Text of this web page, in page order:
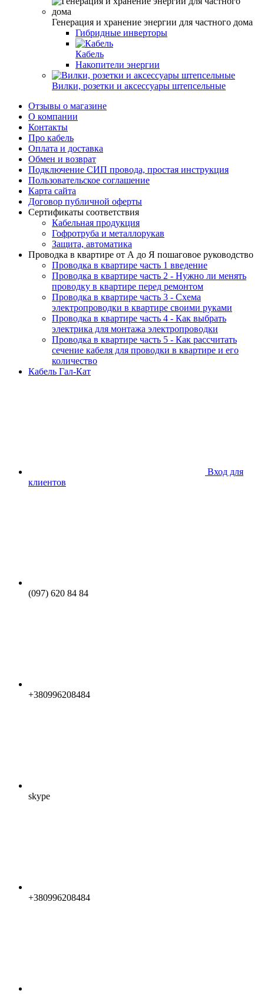
Генерация и хранение энергии для частного дома
Гибридные инверторы
Кабель
Накопители энергии
Вилки, розетки и аксессуары штепсельные
Отзывы о магазине
О компании
Контакты
Про кабель
Оплата и доставка
Обмен и возврат
Подключение СИП провода, простая инструкция
Пользовательское соглашение
Карта сайта
Договор публичной оферты
Сертификаты соответствия
Кабельная продукция
Гофротруба и металлорукав
Защита, автоматика
Проводка в квартире от А до Я пошаговое руководство
Проводка в квартире часть 1 введение
Проводка в квартире часть 2 - Нужно ли менять
проводку в квартире перед ремонтом
Проводка в квартире часть 3 - Схема
электропроводки в квартире своими руками
Проводка в квартире часть 4 - Как выбрать
электрика для монтажа электропроводки
Проводка в квартире часть 5 - Как рассчитать
сечение кабеля для проводки в квартире и его
количество
Кабель Гал-Кат
Вход для
клиентов
(097) 620 84 84
+380996208484
skype
+380996208484